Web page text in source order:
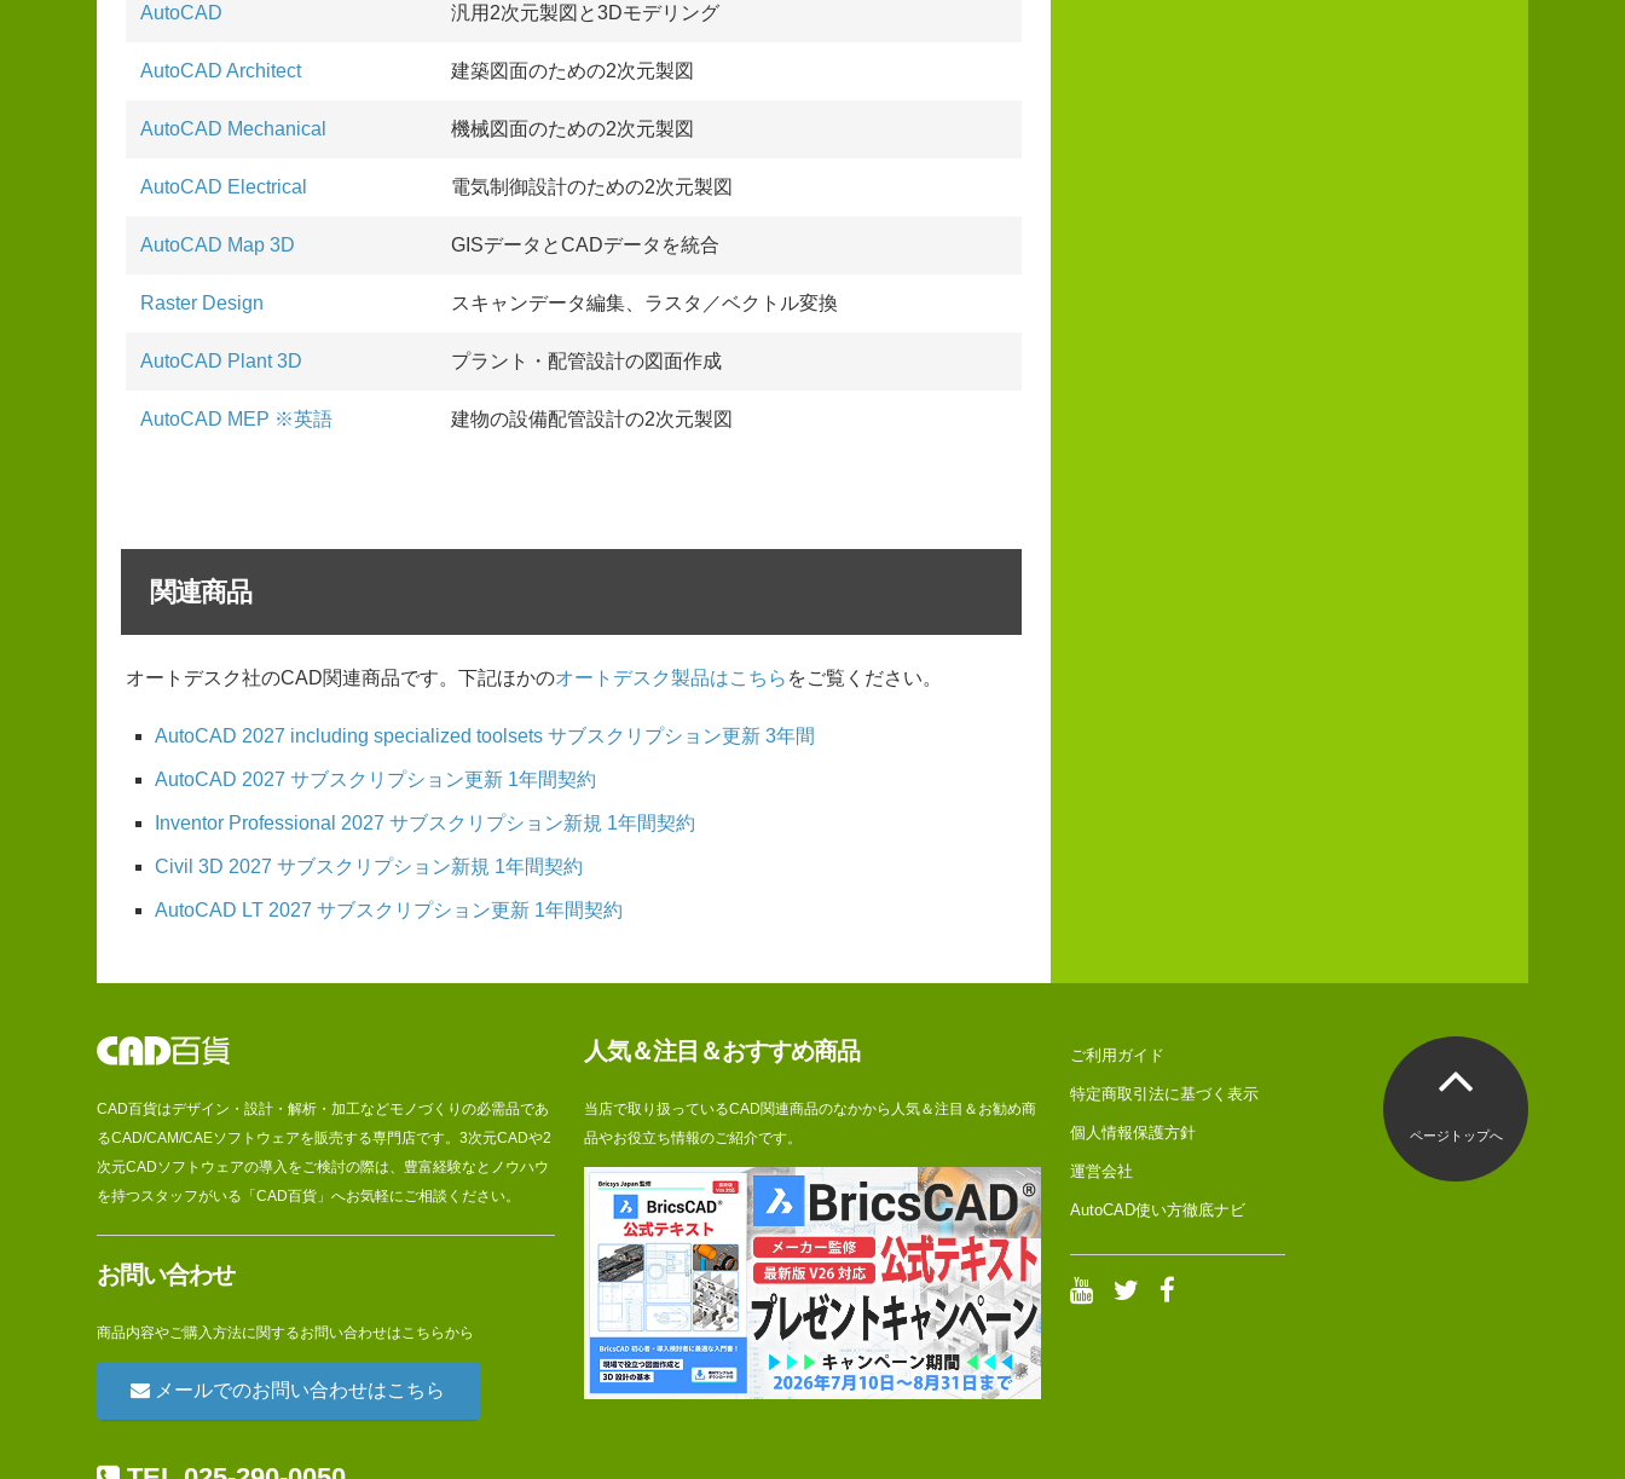
AutoCAD 汎用2次元製図と3Dモデリング
AutoCAD Architect 建築図面のための2次元製図
AutoCAD Mechanical 機械図面のための2次元製図
AutoCAD Electrical 電気制御設計のための2次元製図
AutoCAD Map 3D GISデータとCADデータを統合
Raster Design スキャンデータ編集、ラスタ／ベクトル変換
AutoCAD Plant 3D プラント・配管設計の図面作成
AutoCAD MEP ※英語 建物の設備配管設計の2次元製図
関連商品
オートデスク社のCAD関連商品です。下記ほかのオートデスク製品はこちら をご覧ください。
AutoCAD 2027 including specialized toolsets サブスクリプション更新 3年間
AutoCAD 2027 サブスクリプション更新 1年間契約
Inventor Professional 2027 サブスクリプション新規 1年間契約
Civil 3D 2027 サブスクリプション新規 1年間契約
AutoCAD LT 2027 サブスクリプション更新 1年間契約
CAD百貨はデザイン・設計・解析・加工などモノづくりの必需品であ
るCAD/CAM/CAEソフトウェアを販売する専門店です。3次元CADや2
次元CADソフトウェアの導入をご検討の際は、豊富経験なとノウハウ
を持つスタッフがいる「CAD百貨」へお気軽にご相談ください。
お問い合わせ
商品内容やご購入方法に関するお問い合わせはこちらから
メールでのお問い合わせはこちら
人気＆注目＆おすすめ商品
当店で取り扱っているCAD関連商品のなかから人気＆注目＆お勧め商
品やお役立ち情報のご紹介です。
ご利用ガイド
特定商取引法に基づく表示
個人情報保護方針
運営会社
AutoCAD使い方徹底ナビ
ページトップへ